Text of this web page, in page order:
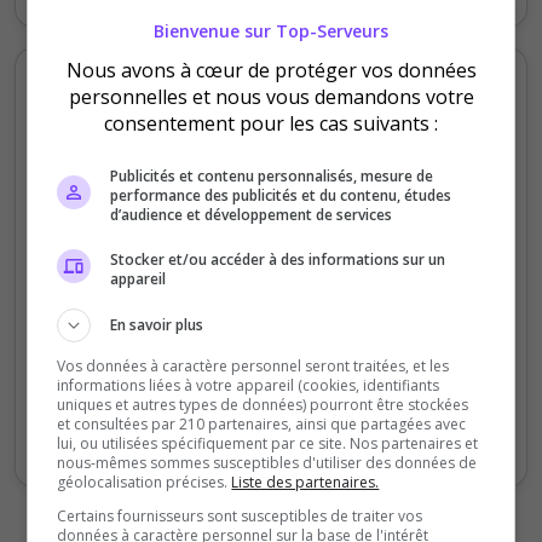
Votes et clics mensuels
0
100
200
300
Sept Oct Nov Déc Jan Fév Mars Avr Mai Juil
Votes Clics
Bienvenue sur Top-Serveurs
Nous avons à cœur de protéger vos données
personnelles et nous vous demandons votre
consentement pour les cas suivants :
Publicités et contenu personnalisés, mesure de
performance des publicités et du contenu, études
d’audience et développement de services
Stocker et/ou accéder à des informations sur un
appareil
En savoir plus
Vos données à caractère personnel seront traitées, et les
informations liées à votre appareil (cookies, identifiants
uniques et autres types de données) pourront être stockées
et consultées par 210 partenaires, ainsi que partagées avec
lui, ou utilisées spécifiquement par ce site. Nos partenaires et
nous-mêmes sommes susceptibles d'utiliser des données de
géolocalisation précises. Liste des partenaires.
Certains fournisseurs sont susceptibles de traiter vos
données à caractère personnel sur la base de l'intérêt